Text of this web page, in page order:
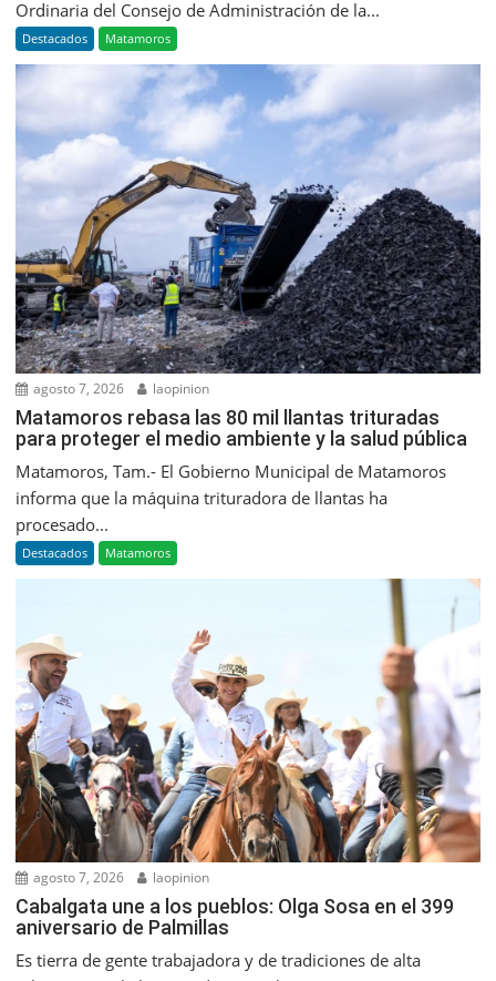
Ordinaria del Consejo de Administración de la...
Destacados Matamoros
agosto 7, 2026 laopinion
Matamoros rebasa las 80 mil llantas trituradas
para proteger el medio ambiente y la salud pública
Matamoros, Tam.- El Gobierno Municipal de Matamoros
informa que la máquina trituradora de llantas ha
procesado...
Destacados Matamoros
agosto 7, 2026 laopinion
Cabalgata une a los pueblos: Olga Sosa en el 399
aniversario de Palmillas
Es tierra de gente trabajadora y de tradiciones de alta